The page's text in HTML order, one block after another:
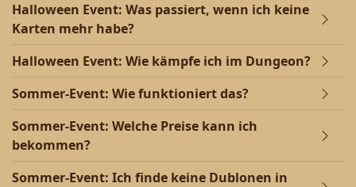
Halloween Event: Was passiert, wenn ich keine
Karten mehr habe?
Halloween Event: Wie kämpfe ich im Dungeon?
Sommer-Event: Wie funktioniert das?
Sommer-Event: Welche Preise kann ich
bekommen?
Sommer-Event: Ich finde keine Dublonen in